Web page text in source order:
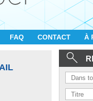
FAQ CONTACT À